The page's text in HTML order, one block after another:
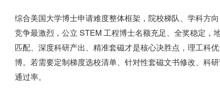
综合美国大学博士申请难度整体框架，院校梯队、学科方
竞争最激烈，公立 STEM 工程博士名额充足、全奖稳定
匹配、深度科研产出、精准套磁才是核心决胜点，理工科
博。若需要定制梯度选校清单、针对性套磁文书修改、科
通过率。